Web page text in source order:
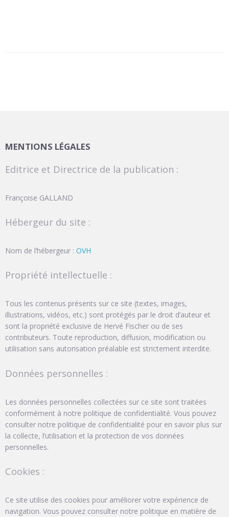
MENTIONS LÉGALES
Editrice et Directrice de la publication :
Françoise GALLAND
Hébergeur du site :
Nom de l’hébergeur : OVH
Propriété intellectuelle :
Tous les contenus présents sur ce site (textes, images,
illustrations, vidéos, etc.) sont protégés par le droit d’auteur et
sont la propriété exclusive de Hervé Fischer ou de ses
contributeurs. Toute reproduction, diffusion, modification ou
utilisation sans autorisation préalable est strictement interdite.
Données personnelles :
Les données personnelles collectées sur ce site sont traitées
conformément à notre politique de confidentialité. Vous pouvez
consulter notre politique de confidentialité pour en savoir plus sur
la collecte, l’utilisation et la protection de vos données
personnelles.
Cookies :
Ce site utilise des cookies pour améliorer votre expérience de
navigation. Vous pouvez consulter notre politique en matière de